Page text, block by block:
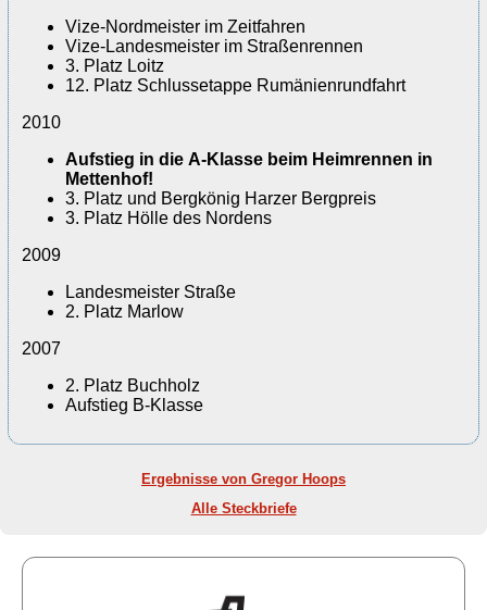
Vize-Nordmeister im Zeitfahren
Vize-Landesmeister im Straßenrennen
3. Platz Loitz
12. Platz Schlussetappe Rumänienrundfahrt
2010
Aufstieg in die A-Klasse beim Heimrennen in
Mettenhof!
3. Platz und Bergkönig Harzer Bergpreis
3. Platz Hölle des Nordens
2009
Landesmeister Straße
2. Platz Marlow
2007
2. Platz Buchholz
Aufstieg B-Klasse
Ergebnisse von Gregor Hoops
Alle Steckbriefe